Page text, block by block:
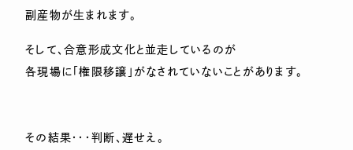
副産物が生まれます。
そして、合意形成文化と並走しているのが
各現場に「権限移譲」がなされていないことがあります。
その結果・・・判断、遅せえ。